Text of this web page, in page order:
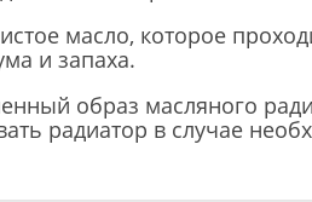
масло, которое
и запаха.
образ масляного
радиатор в случае